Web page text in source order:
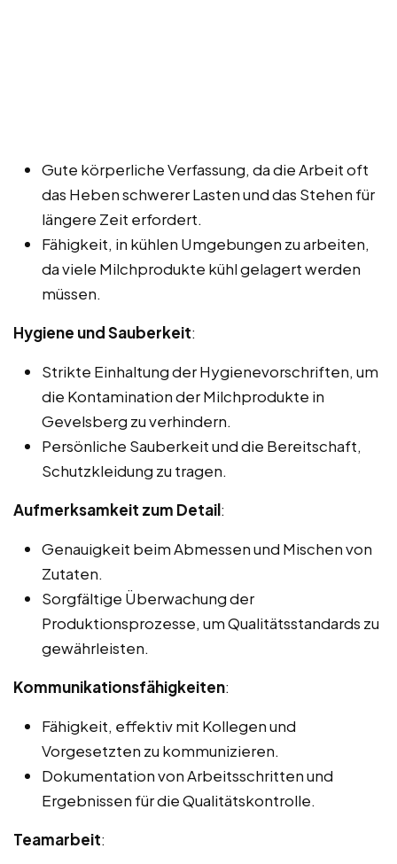
Gute körperliche Verfassung, da die Arbeit oft
das Heben schwerer Lasten und das Stehen für
längere Zeit erfordert.
Fähigkeit, in kühlen Umgebungen zu arbeiten,
da viele Milchprodukte kühl gelagert werden
müssen.
Hygiene und Sauberkeit:
Strikte Einhaltung der Hygienevorschriften, um
die Kontamination der Milchprodukte in
Gevelsberg zu verhindern.
Persönliche Sauberkeit und die Bereitschaft,
Schutzkleidung zu tragen.
Aufmerksamkeit zum Detail:
Genauigkeit beim Abmessen und Mischen von
Zutaten.
Sorgfältige Überwachung der
Produktionsprozesse, um Qualitätsstandards zu
gewährleisten.
Kommunikationsfähigkeiten:
Fähigkeit, effektiv mit Kollegen und
Vorgesetzten zu kommunizieren.
Dokumentation von Arbeitsschritten und
Ergebnissen für die Qualitätskontrolle.
Teamarbeit: